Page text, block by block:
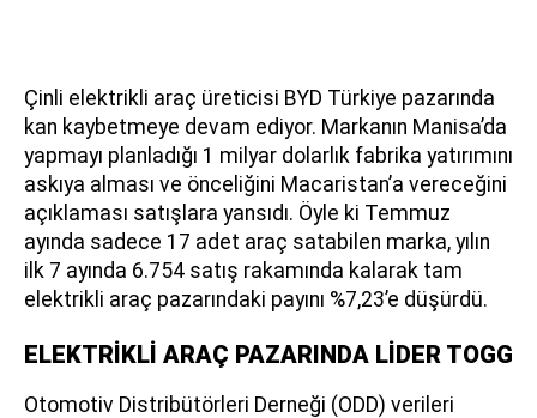
Çinli elektrikli araç üreticisi BYD Türkiye pazarında
kan kaybetmeye devam ediyor. Markanın Manisa’da
yapmayı planladığı 1 milyar dolarlık fabrika yatırımını
askıya alması ve önceliğini Macaristan’a vereceğini
açıklaması satışlara yansıdı. Öyle ki Temmuz
ayında sadece 17 adet araç satabilen marka, yılın
ilk 7 ayında 6.754 satış rakamında kalarak tam
elektrikli araç pazarındaki payını %7,23’e düşürdü.
ELEKTRİKLİ ARAÇ PAZARINDA LİDER TOGG
Otomotiv Distribütörleri Derneği (ODD) verileri